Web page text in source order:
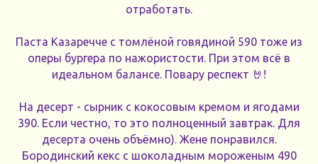
отработать.
Паста Казаречче с томлёной говядиной 590 тоже из
оперы бургера по нажористости. При этом всё в
идеальном балансе. Повару респект 🤘!
На десерт - сырник с кокосовым кремом и ягодами
390. Если честно, то это полноценный завтрак. Для
десерта очень объёмно). Жене понравился.
Бородинский кекс с шоколадным мороженым 490